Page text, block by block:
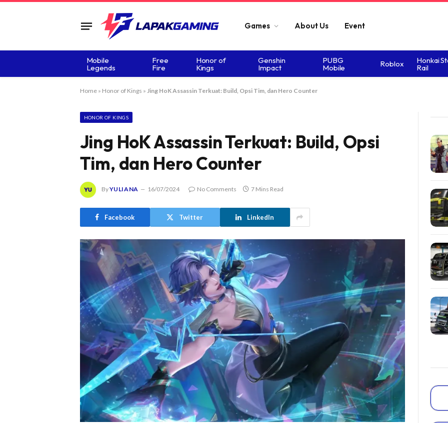
Games About Us Event
Mobile
Legends
Free
Fire
Honor of
Kings
Genshin
Impact
PUBG
Mobile Roblox Honkai
Rail
Home» Honor of Kings » Jing HoK Assassin Terkuat: Build, Opsi Tim, dan Hero Counter
HONOR OF KINGS
Jing HoK Assassin Terkuat: Build, Opsi
Tim, dan Hero Counter
ByYULIANA 16/07/2024 No Comments 7 Mins Read
Facebook Twitter LinkedIn